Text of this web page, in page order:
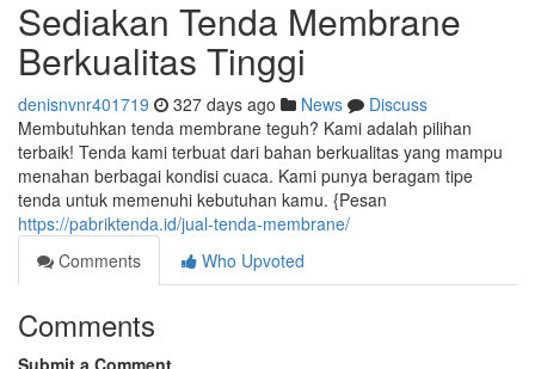
Sediakan Tenda Membrane
Berkualitas Tinggi
denisnvnr401719 327 days ago News
Discuss
Membutuhkan tenda membrane teguh? Kami adalah pilihan
terbaik! Tenda kami terbuat dari bahan berkualitas yang mampu
menahan berbagai kondisi cuaca. Kami punya beragam tipe
tenda untuk memenuhi kebutuhan kamu. {Pesan
https://pabriktenda.id/jual-tenda-membrane/
Comments
Who Upvoted
Comments
Submit a Comment